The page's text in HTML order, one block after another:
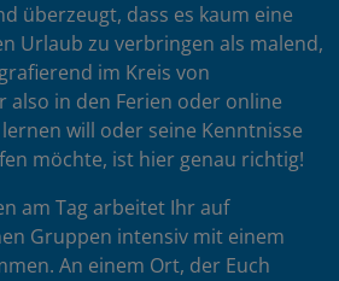
überzeugt, dass es kaum eine
Urlaub zu verbringen als malend,
im Kreis von
also in den Ferien oder online
will oder seine Kenntnisse
möchte, ist hier genau richtig!
am Tag arbeitet Ihr auf
Gruppen intensiv mit einem
An einem Ort, der Euch